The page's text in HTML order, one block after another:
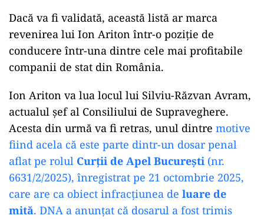
Dacă va fi validată, această listă ar marca
revenirea lui Ion Ariton într-o poziție de
conducere într-una dintre cele mai profitabile
companii de stat din România.
Ion Ariton va lua locul lui Silviu-Răzvan Avram,
actualul șef al Consiliului de Supraveghere.
Acesta din urmă va fi retras, unul dintre motive
fiind acela că este parte dintr-un dosar penal
aflat pe rolul Curții de Apel București (nr.
6631/2/2025), înregistrat pe 21 octombrie 2025,
care are ca obiect infracțiunea de luare de
mită. DNA a anunțat că dosarul a fost trimis